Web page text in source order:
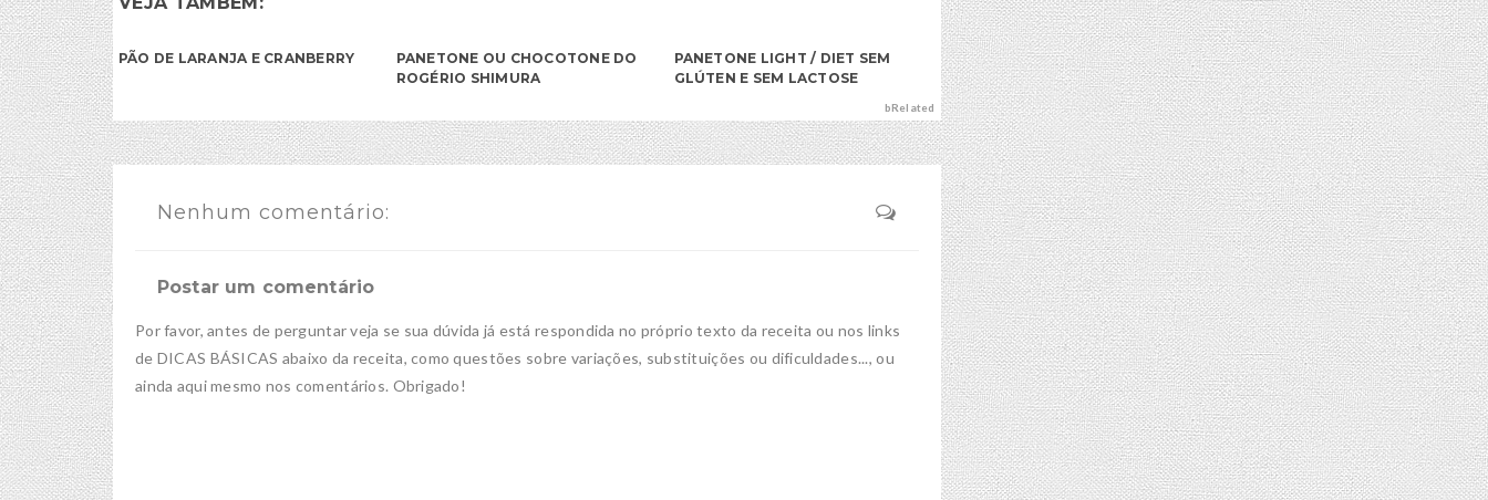
PÃO DE LARANJA E CRANBERRY
PANETONE OU CHOCOTONE DO
ROGÉRIO SHIMURA
PANETONE LIGHT / DIET SEM
GLÚTEN E SEM LACTOSE
bRelated
Nenhum comentário:
Postar um comentário
Por favor, antes de perguntar veja se sua dúvida já está respondida no próprio texto da receita ou nos links
de DICAS BÁSICAS abaixo da receita, como questões sobre variações, substituições ou dificuldades..., ou
ainda aqui mesmo nos comentários. Obrigado!